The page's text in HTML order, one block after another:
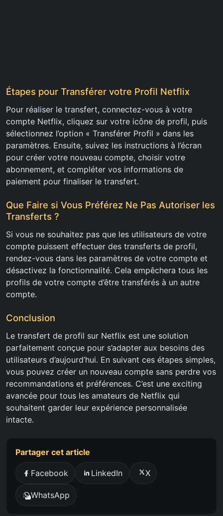
Étapes pour Transférer votre Profil Netflix
Pour réaliser le transfert, connectez-vous à votre
compte Netflix, cliquez sur votre icône de profil, puis
sélectionnez l’option « Transférer Profil » dans les
paramètres. Ensuite, suivez les instructions à l’écran
pour créer votre nouveau compte, choisir votre
abonnement, et compléter vos informations de
paiement pour finaliser le transfert.
Que Faire si Vous Préférez Ne Pas Autoriser les
Transferts ?
Si vous ne souhaitez pas que les utilisateurs de votre
compte puissent effectuer des transferts de profil,
rendez-vous dans les paramètres de votre compte et
désactivez la fonctionnalité. Cela empêchera tous les
profils de votre compte d’être transférés à un autre
compte.
Conclusion
Le transfert de profil sur Netflix est une solution
parfaitement conçue pour s’adapter aux besoins des
utilisateurs d’aujourd’hui. En suivant ces étapes simples,
vous pouvez créer un nouveau compte sans perdre vos
recommandations et préférences. C’est une exciting
avancée pour tous les amateurs de Netflix qui
souhaitent garder leur expérience personnalisée
intacte.
Partager cet article
Facebook LinkedIn X
WhatsApp